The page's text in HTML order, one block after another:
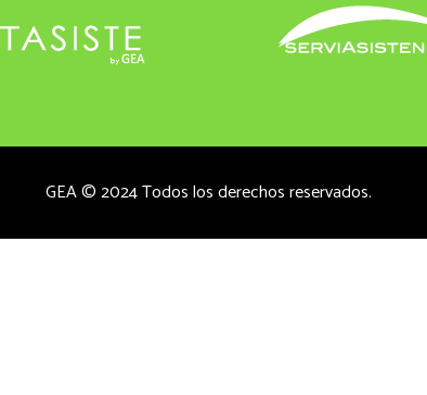
GEA © 2024 Todos los derechos reservados.